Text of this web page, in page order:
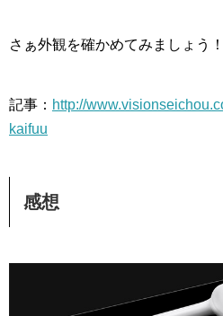
さぁ外観を確かめてみましょう！
記事： http://
kaifuu
感想